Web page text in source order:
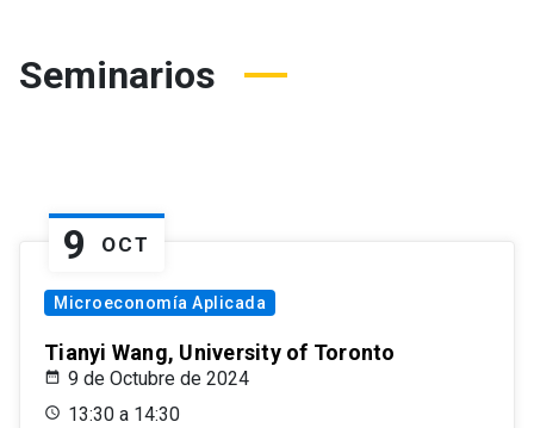
Seminarios
9 OCT
Microeconomía Aplicada
Tianyi Wang, University of Toronto
9 de Octubre de 2024
13:30 a 14:30